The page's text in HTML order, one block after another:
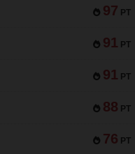
97 PT
91 PT
91 PT
88 PT
76 PT